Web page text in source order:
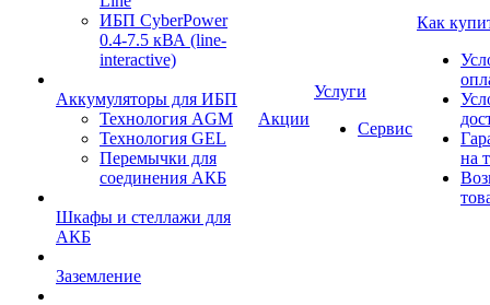
ИБП CyberPower
0.4-7.5 кВА (line-
interactive)
Аккумуляторы для ИБП
Технология AGM
Технология GEL
Перемычки для
соединения АКБ
Шкафы и стеллажи для
АКБ
Заземление
Акции
Услуги
Сервис
Как
на